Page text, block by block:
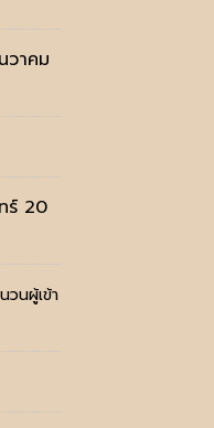
วาคม
ร์ 20
วนผู้เข้า